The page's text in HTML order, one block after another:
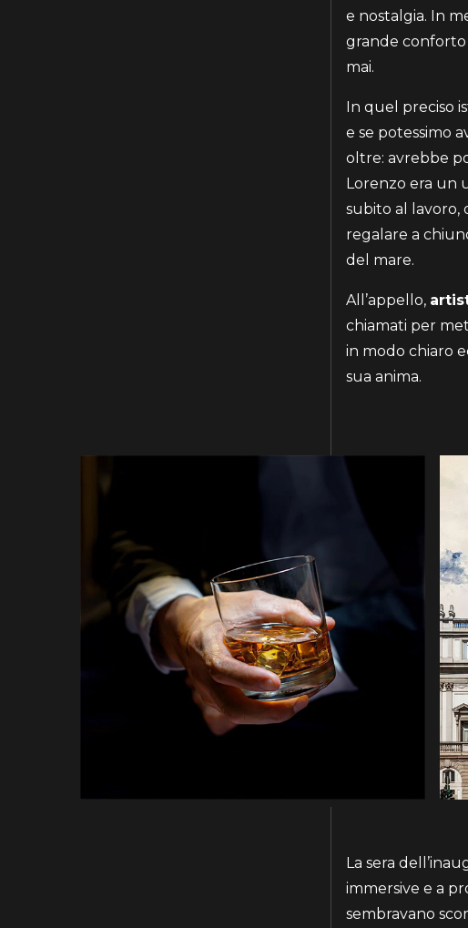
e nostalgia. In
grande conforto
mai.
In quel preciso
e se potessimo
oltre: avrebbe
Lorenzo era un
subito al lavoro,
regalare a
del mare.
All’appello,
chiamati per
in modo chiaro
sua anima.
La sera
immersive e a
sembravano